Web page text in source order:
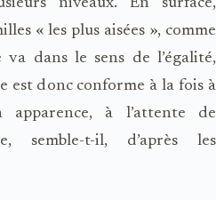
niveaux. En surface,
« les plus aisées », comme
va dans le sens de l’égalité,
est donc conforme à la fois à
à l’attente de
semble-t-il, d’après les